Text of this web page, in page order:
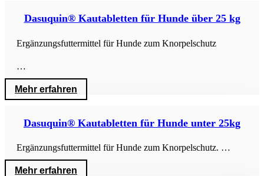
Dasuquin® Kautabletten für Hunde über 25 kg
Ergänzungsfuttermittel für Hunde zum Knorpelschutz
…
Mehr erfahren
Dasuquin® Kautabletten für Hunde unter 25kg
Ergänzungsfuttermittel für Hunde zum Knorpelschutz. …
Mehr erfahren